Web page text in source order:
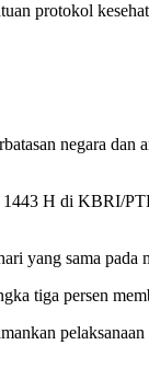
protokol
negara
H di KBRI/
yang sama pada
tiga persen